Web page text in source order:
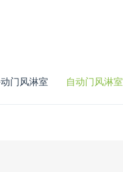
门风淋室 自动门风淋室